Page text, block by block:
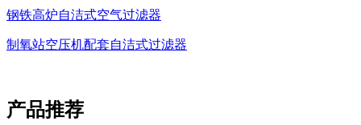
钢铁高炉自洁式空气过滤器
制氧站空压机配套自洁式过滤器
产品推荐